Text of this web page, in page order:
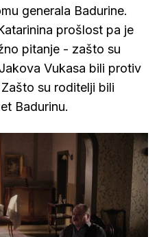
generala Badurine.
prošlost pa je
pitanje - zašto su
Vukasa bili protiv
su roditelji bili
Badurinu.